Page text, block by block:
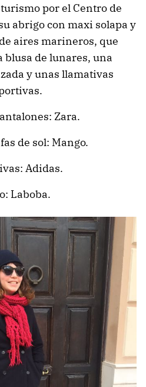
por el Centro de
abrigo con maxi solapa y
aires marineros, que
blusa de lunares, una
y unas llamativas
Zara.
de sol: Mango.
Adidas.
Laboba.